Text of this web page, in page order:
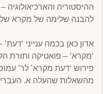
ההיסטוריה
להבנה שלימה של מקרא
אדון כאן בכמה ענייני ‘דעת’
‘מקרא’ – פואטיקה ותורת
פירוש ‘דעת מקרא’ לר’
מהשאלות שהעלה א. העברי